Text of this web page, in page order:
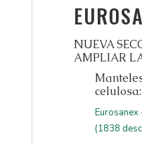
NUEVA
AMPLIAR
celulosa:
Eurosanex
(1838